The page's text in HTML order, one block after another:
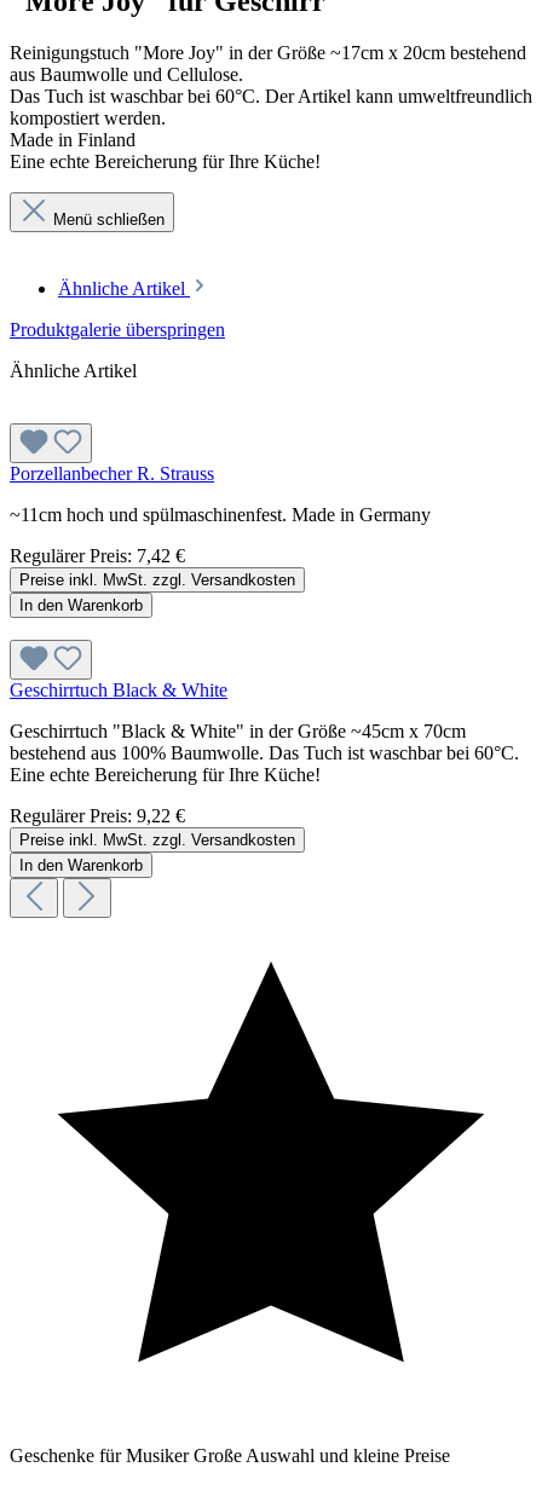
Reinigungstuch "More Joy" in der Größe ~17cm x 20cm bestehend
aus Baumwolle und Cellulose.
Das Tuch ist waschbar bei 60°C. Der Artikel kann umweltfreundlich
kompostiert werden.
Made in Finland
Eine echte Bereicherung für Ihre Küche!
Menü schließen
Ähnliche Artikel
Produktgalerie überspringen
Ähnliche Artikel
Porzellanbecher R. Strauss
~11cm hoch und spülmaschinenfest. Made in Germany
Regulärer Preis: 7,42 €
Preise inkl. MwSt. zzgl. Versandkosten
In den Warenkorb
Geschirrtuch Black & White
Geschirrtuch "Black & White" in der Größe ~45cm x 70cm
bestehend aus 100% Baumwolle. Das Tuch ist waschbar bei 60°C.
Eine echte Bereicherung für Ihre Küche!
Regulärer Preis: 9,22 €
Preise inkl. MwSt. zzgl. Versandkosten
In den Warenkorb
Geschenke für Musiker Große Auswahl und kleine Preise